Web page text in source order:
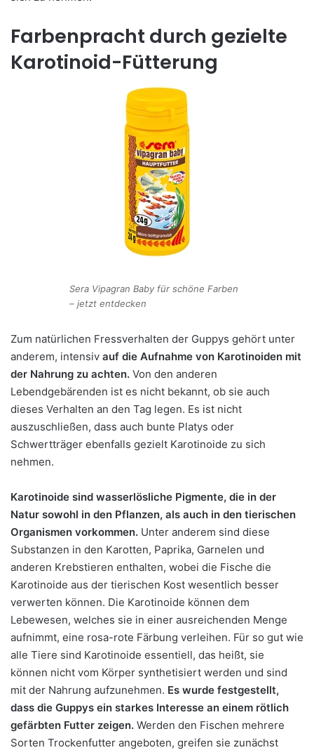
Farbenpracht durch gezielte
Karotinoid-Fütterung
Sera Vipagran Baby für schöne Farben
– jetzt entdecken
Zum natürlichen Fressverhalten der Guppys gehört unter
anderem, intensiv auf die Aufnahme von Karotinoiden mit
der Nahrung zu achten. Von den anderen
Lebendgebärenden ist es nicht bekannt, ob sie auch
dieses Verhalten an den Tag legen. Es ist nicht
auszuschließen, dass auch bunte Platys oder
Schwertträger ebenfalls gezielt Karotinoide zu sich
nehmen.
Karotinoide sind wasserlösliche Pigmente, die in der
Natur sowohl in den Pflanzen, als auch in den tierischen
Organismen vorkommen. Unter anderem sind diese
Substanzen in den Karotten, Paprika, Garnelen und
anderen Krebstieren enthalten, wobei die Fische die
Karotinoide aus der tierischen Kost wesentlich besser
verwerten können. Die Karotinoide können dem
Lebewesen, welches sie in einer ausreichenden Menge
aufnimmt, eine rosa-rote Färbung verleihen. Für so gut wie
alle Tiere sind Karotinoide essentiell, das heißt, sie
können nicht vom Körper synthetisiert werden und sind
mit der Nahrung aufzunehmen. Es wurde festgestellt,
dass die Guppys ein starkes Interesse an einem rötlich
gefärbten Futter zeigen. Werden den Fischen mehrere
Sorten Trockenfutter angeboten, greifen sie zunächst